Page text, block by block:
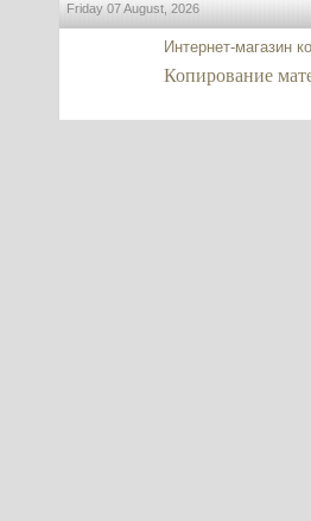
Friday 07 August, 2026
Интернет-магазин
Копирование